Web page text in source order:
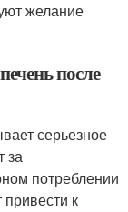
желание
после
серьезное
за
потреблении
к